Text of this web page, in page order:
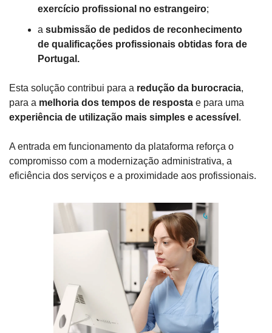
exercício profissional no estrangeiro;
a submissão de pedidos de reconhecimento
de qualificações profissionais obtidas fora de
Portugal.
Esta solução contribui para a redução da burocracia,
para a melhoria dos tempos de resposta
experiência de utilização mais simples e acessível .
A entrada em funcionamento da plataforma reforça o
compromisso com a modernização administrativa, a
eficiência dos serviços e a proximidade aos profissionais.